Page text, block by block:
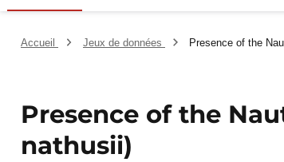
Accueil Jeux de données Presence of the
Presence of the
nathusii)